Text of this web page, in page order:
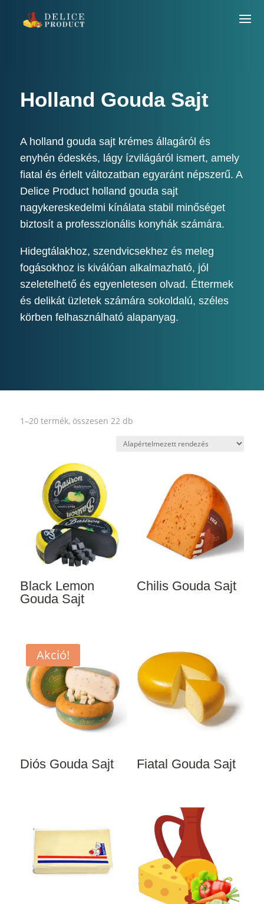
Holland Gouda Sajt
A holland gouda sajt krémes állagáról és
enyhén édeskés, lágy ízvilágáról ismert, amely
fiatal és érlelt változatban egyaránt népszerű. A
Delice Product holland gouda sajt
nagykereskedelmi kínálata stabil minőséget
biztosít a professzionális konyhák számára.
Hidegtálakhoz, szendvicsekhez és meleg
fogásokhoz is kiválóan alkalmazható, jól
szeletelhető és egyenletesen olvad. Éttermek
és delikát üzletek számára sokoldalú, széles
körben felhasználható alapanyag.
1–20 termék, összesen 22 db
Black Lemon
Gouda Sajt
Chilis Gouda Sajt
Akció!
Diós Gouda Sajt Fiatal Gouda Sajt